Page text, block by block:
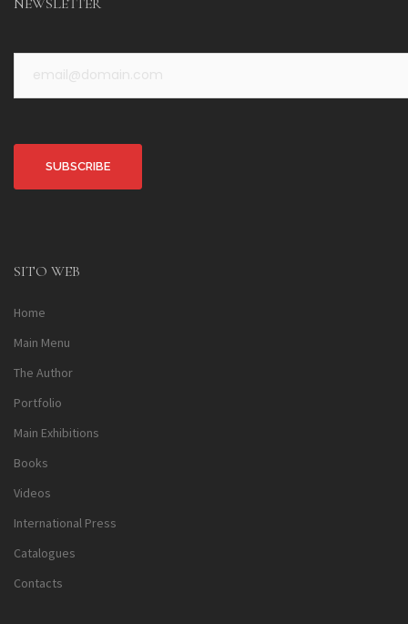
SITO WEB
Home
Main Menu
The Author
Portfolio
Main Exhibitions
Books
Videos
International Press
Catalogues
Contacts